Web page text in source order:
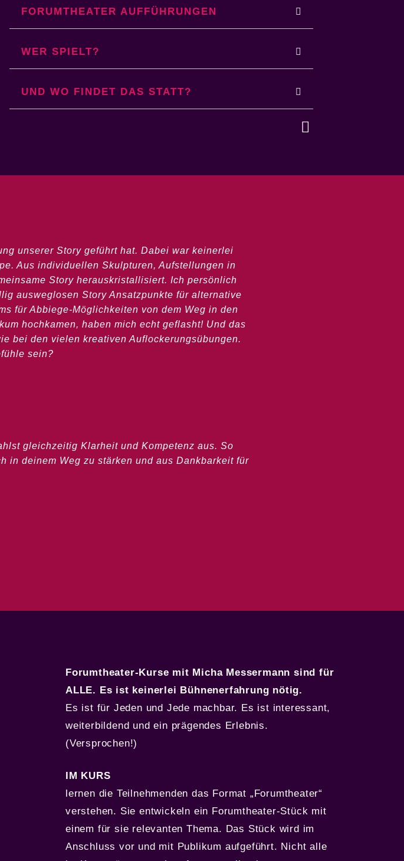
FORUMTHEATER AUFFÜHRUNGEN
WER SPIELT?
UND WO FINDET DAS STATT?
unserer Story geführt hat. Dabei war keinerlei
Aus individuellen Skulpturen, Aufstellungen in
Story herauskristallisiert. Ich persönlich
ausweglosen Story Ansatzpunkte für alternative
für Abbiege-Möglichkeiten von dem Weg in den
hochkamen, haben mich echt geflasht! Und das
bei den vielen kreativen Auflockerungsübungen.
sein?
gleichzeitig Klarheit und Kompetenz aus. So
in deinem Weg zu stärken und aus Dankbarkeit für
Forumtheater-Kurse mit Micha Messermann sind für
ALLE. Es ist keinerlei Bühnenerfahrung nötig.
Es ist für Jeden und Jede machbar. Es ist interessant,
weiterbildend und ein prägendes Erlebnis.
(Versprochen!)
IM KURS
lernen die Teilnehmenden das Format „Forumtheater“
verstehen. Sie entwickeln ein Forumtheater-Stück mit
einem für sie relevanten Thema. Das Stück wird im
Anschluss vor und mit Publikum aufgeführt. Nicht alle